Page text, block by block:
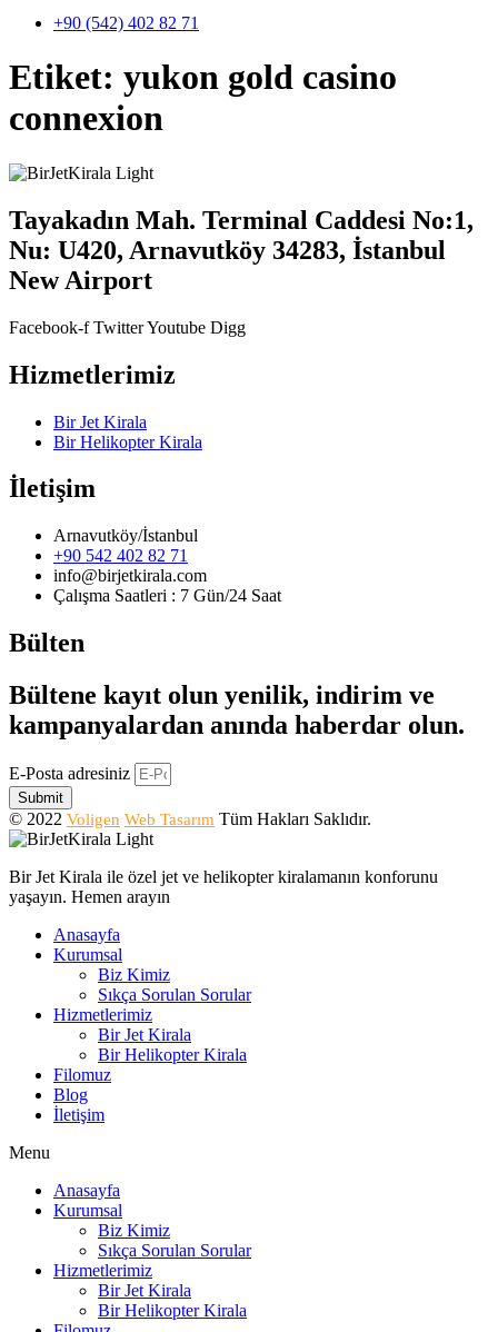
+90 (542) 402 82 71
Etiket: yukon gold casino
connexion
Tayakadın Mah. Terminal Caddesi No:1,
Nu: U420, Arnavutköy 34283, İstanbul
New Airport
Facebook-f TwitterYoutube Digg
Hizmetlerimiz
Bir Jet Kirala
Bir Helikopter Kirala
İletişim
Arnavutköy/İstanbul
+90 542 402 82 71
info@birjetkirala.com
Çalışma Saatleri : 7 Gün/24 Saat
Bülten
Bültene kayıt olun yenilik, indirim ve
kampanyalardan anında haberdar olun.
E-Posta adresiniz
Submit
© 2022 Voligen Web Tasarım Tüm Hakları Saklıdır.
Bir Jet Kirala ile özel jet ve helikopter kiralamanın konforunu
yaşayın. Hemen arayın
Anasayfa
Kurumsal
Biz Kimiz
Sıkça Sorulan Sorular
Hizmetlerimiz
Bir Jet Kirala
Bir Helikopter Kirala
Filomuz
Blog
İletişim
Menu
Anasayfa
Kurumsal
Biz Kimiz
Sıkça Sorulan Sorular
Hizmetlerimiz
Bir Jet Kirala
Bir Helikopter Kirala